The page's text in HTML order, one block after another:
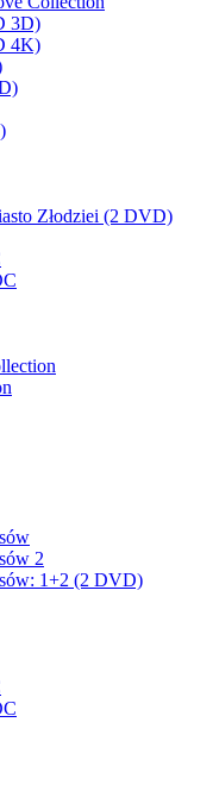
3D)
4K)
Złodziei (2 DVD)
2
1+2 (2 DVD)